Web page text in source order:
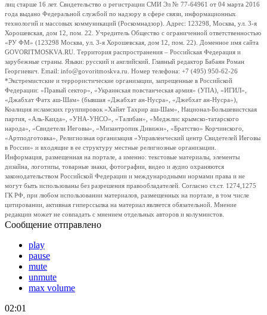
лиц старше 16 лет. Свидетельство о регистрации СМИ Эл № 77-64961 от 04 марта 2016
года выдано Федеральной службой по надзору в сфере связи, информационных
технологий и массовых коммуникаций (Роскомнадзор). Адрес: 123298, Москва, ул. 3-я
Хорошевская, дом 12, пом. 22. Учредитель Общество с ограниченной ответственностью
«РУ ФМ» (123298 Москва, ул. 3-я Хорошевская, дом 12, пом. 22). Доменное имя сайта
GOVORITMOSKVA.RU. Территория распространения – Российская Федерация и
зарубежные страны. Языки: русский и английский. Главный редактор Бабаян Роман
Георгиевич. Email: info@govoritmoskva.ru. Номер телефона: +7 (495) 950-62-26
*Экстремистские и террористические организации, запрещенные в Российской
Федерации: «Правый сектор», «Украинская повстанческая армия» (УПА), «ИГИЛ»,
«Джабхат Фатх аш-Шам» (бывшая «Джабхат ан-Нусра», «Джебхат ан-Нусра»),
Коалиция исламских группировок «Хайят Тахрир аш-Шам», Национал-Большевистская
партия, «Аль-Каида», «УНА-УНСО», «Талибан», «Меджлис крымско-татарского
народа», «Свидетели Иеговы», «Мизантропик Дивижн», «Братство» Корчинского,
«Артподготовка», Религиозная организация «Управленческий центр Свидетелей Иеговы
в России» и входящие в ее структуру местные религиозные организации.
Информация, размещенная на портале, а именно: текстовые материалы, элементы
дизайна, логотипы, товарные знаки, фотографии, видео и аудио охраняются
законодательством Российской Федерации и международными нормами права и не
могут быть использованы без разрешения правообладателей. Согласно ст.ст. 1274,1275
ГК РФ, при любом использовании материалов, размещенных на портале, в том числе
цитировании, активная гиперссылка на материал является обязательной. Мнение
редакции может не совпадать с мнением отдельных авторов и колумнистов.
Сообщение отправлено
play
pause
mute
unmute
max volume
02:01